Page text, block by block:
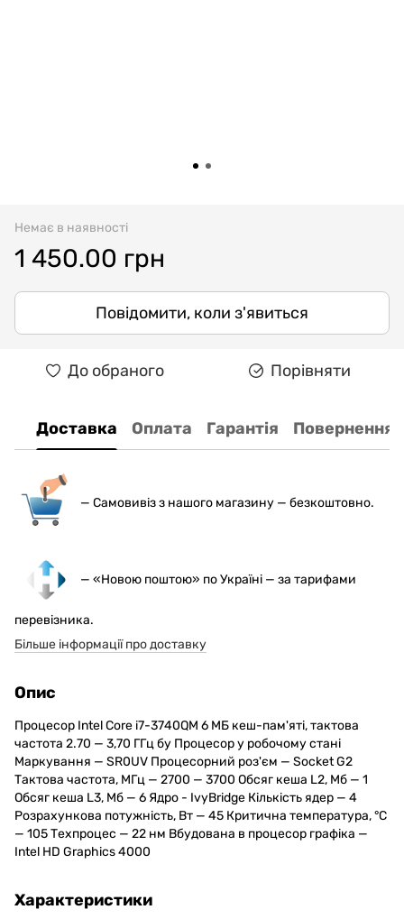
Немає в наявності
1 450.00 грн
Повідомити, коли з'явиться
До обраного Порівняти
Доставка Оплата Гарантія Повернення
— Самовивіз з нашого магазину — безкоштовно.
— «Новою поштою» по Україні — за тарифами
перевізника.
Більше інформації про доставку
Опис
Процесор Intel Core i7-3740QM 6 МБ кеш-пам'яті, тактова
частота 2.70 — 3,70 ГГц бу Процесор у робочому стані
Маркування — SR0UV Процесорний роз'єм — Socket G2
Тактова частота, МГц — 2700 — 3700 Обсяг кеша L2, Мб — 1
Обсяг кеша L3, Мб — 6 Ядро - IvyBridge Кількість ядер — 4
Розрахункова потужність, Вт — 45 Критична температура, °C
— 105 Техпроцес — 22 нм Вбудована в процесор графіка —
Intel HD Graphics 4000
Характеристики